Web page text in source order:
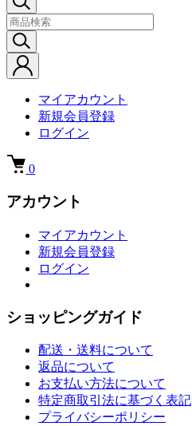
マイアカウント
新規会員登録
ログイン
0
アカウント
マイアカウント
新規会員登録
ログイン
ショッピングガイド
配送・送料について
返品について
お支払い方法について
特定商取引法に基づく表記
プライバシーポリシー